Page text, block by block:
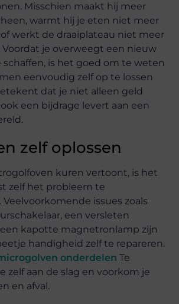
Misschien maakt hij meer
warmt hij je eten niet meer
werkt de draaiplateau niet meer
Voordat je overweegt een nieuw
schaffen, is het goed om te weten
eenvoudig zelf op te lossen
dat je niet alleen geld
een bijdrage levert aan een
zelf oplossen
kuren vertoont, is het
zelf het probleem te
issues zoals
een versleten
kapotte magnetronlamp zijn
handigheid zelf te repareren.
onderdelen Te
zelf aan de slag en voorkom je
en afval.